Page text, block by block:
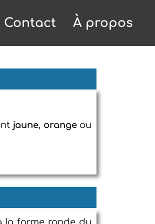
Contact À propos
jaune, orangeou
la forme ronde du